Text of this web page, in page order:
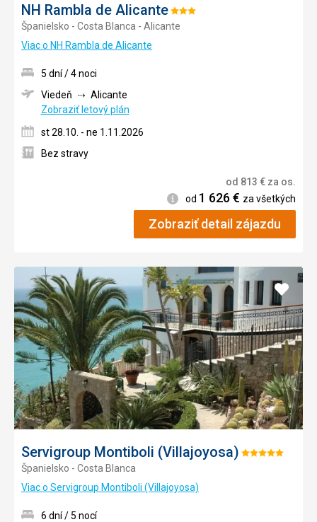
NH Rambla de AlicanteHodnotenie:
3/5
Španielsko - Costa Blanca - Alicante
Viac o NH Rambla de Alicante
5 dní / 4 noci
Viedeň
Alicante
Zobraziť letový plán
st 28.10. - ne 1.11.2026
Bez stravy
od 813 € za os.
Informácie
od 1 626€ za všetkých
Zobraziť detail zájazdu
Servigroup Montiboli (Villajoyosa) Hodnotenie:
Španielsko - Costa Blanca
Viac o Servigroup Montiboli (Villajoyosa)
Pridať
6 dní / 5 nocí